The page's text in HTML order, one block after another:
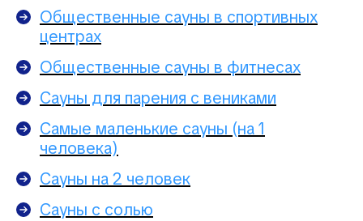
Общественные сауны в спортивных
центрах
Общественные сауны в фитнесах
Сауны для парения с вениками
Самые маленькие сауны (на 1
человека)
Сауны на 2 человек
Сауны с солью